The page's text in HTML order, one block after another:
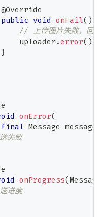
@Override
public void onFail( )
// 上传图片失败，回
uploader
.error( )
}
onError(
final Message message
失败
onProgress(Message
进度